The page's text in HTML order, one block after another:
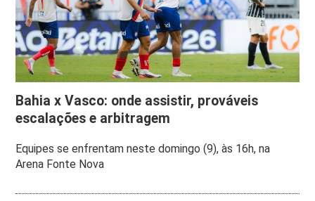
Bahia x Vasco: onde assistir, prováveis
escalações e arbitragem
Equipes se enfrentam neste domingo (9), às 16h, na
Arena Fonte Nova